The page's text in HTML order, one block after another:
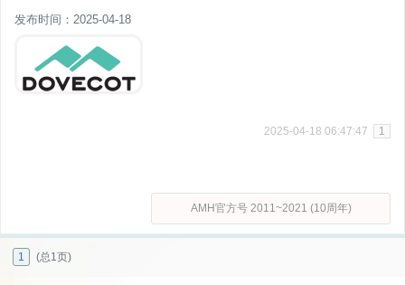
发布时间：2025-04-18
2025-04-18 06:47:47 1
AMH官方号 2011~2021 (10周年)
1 (总1页)